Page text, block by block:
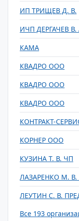
ИП ТРИЩЕВ Д. В.
ИЧП ДЕРГАЧЕВ В.
КАМА
КВАДРО ООО
КВАДРО ООО
КВАДРО ООО
КОНТРАКТ-
КОРНЕР ООО
КУЗИНА Т. В. ЧП
ЛАЗАРЕНКО М. В.
ЛЕУТИН С. В.
Все 193